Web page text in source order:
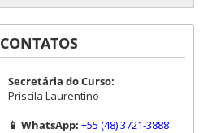
CONTATOS
Secretária do Curso:
Priscila Laurentino
📱 WhatsApp: +55 (48) 3721-3888